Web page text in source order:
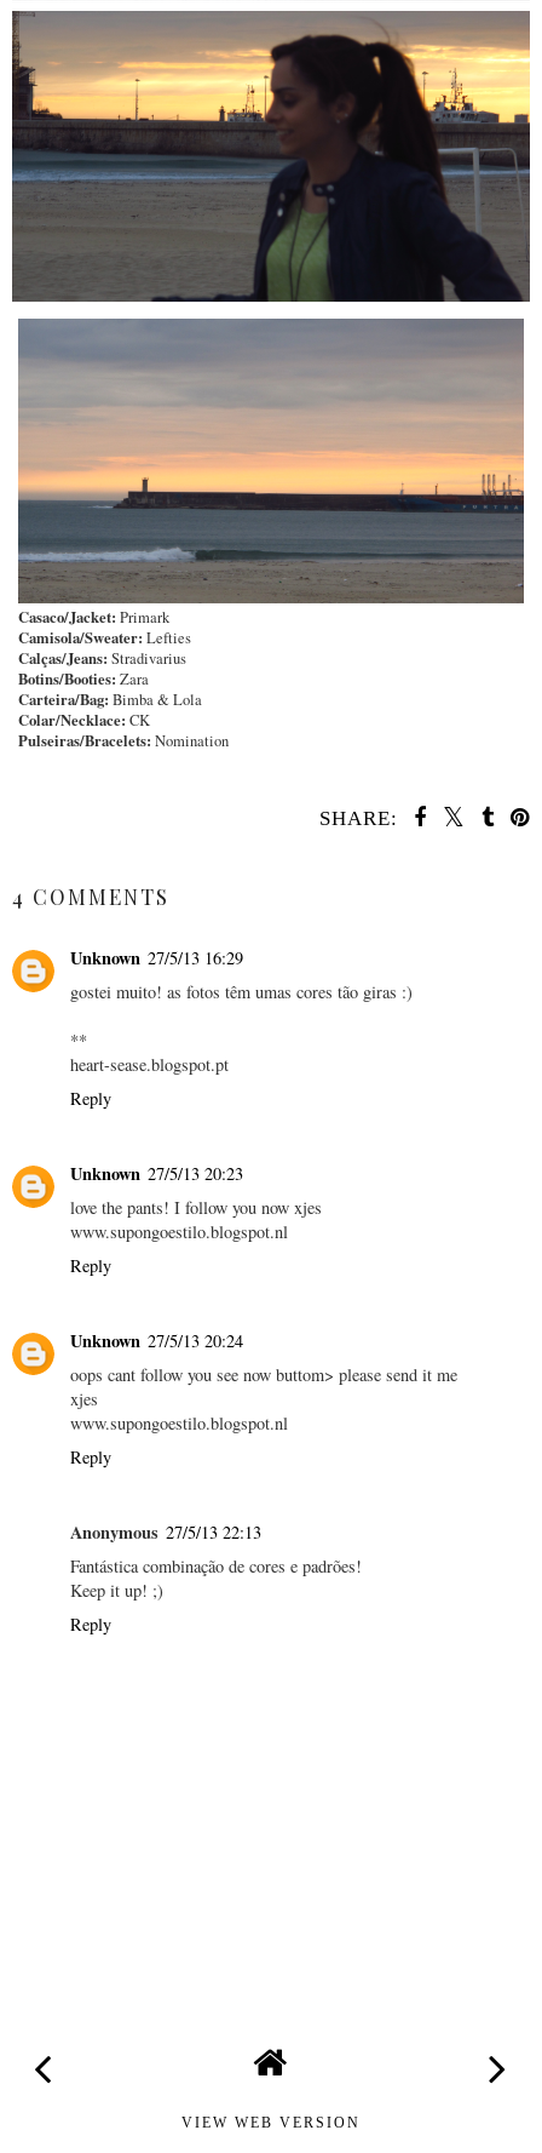
Casaco/Jacket: Primark
Camisola/Sweater: Lefties
Calças/Jeans: Stradivarius
Botins/Booties: Zara
Carteira/Bag: Bimba & Lola
Colar/Necklace: CK
Pulseiras/Bracelets: Nomination
SHARE:
4 COMMENTS
Unknown 27/5/13 16:29
gostei muito! as fotos têm umas cores tão giras :)
**
heart-sease.blogspot.pt
Reply
Unknown 27/5/13 20:23
love the pants! I follow you now xjes
www.supongoestilo.blogspot.nl
Reply
Unknown 27/5/13 20:24
oops cant follow you see now buttom> please send it me
xjes
www.supongoestilo.blogspot.nl
Reply
Anonymous 27/5/13 22:13
Fantástica combinação de cores e padrões!
Keep it up! ;)
Reply
VIEW WEB VERSION